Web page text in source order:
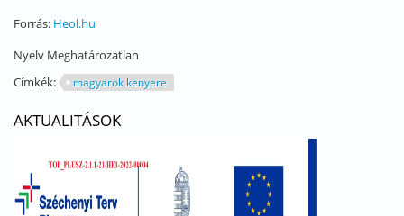
Forrás: Heol.hu
Nyelv Meghatározatlan
Címkék:
magyarok kenyere
AKTUALITÁSOK